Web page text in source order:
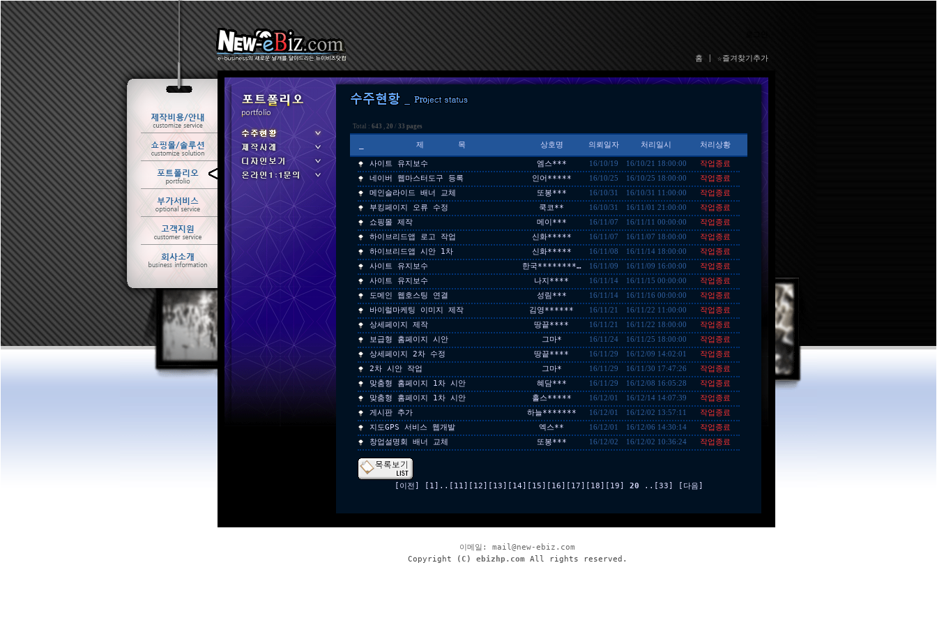
Total : 643 , 20 / 33 pages
제 목 상호명 의뢰일자 처리일시 처리상황
사이트 유지보수 엠스*** 16/10/19 16/10/21 18:00:00
작업종료
네이버 웹마스터도구 등록
인어***** 16/10/25 16/10/25 18:00:00
작업종료
메인슬라이드 배너 교체
또봉*** 16/10/31 16/10/31 11:00:00
작업종료
부킹페이지 오류 수정
쿡코** 16/10/31 16/11/01 21:00:00
작업종료
쇼핑몰 제작
메이*** 16/11/07 16/11/11 00:00:00
작업종료
하이브리드앱 로고 작업
신화***** 16/11/07 16/11/07 18:00:00
작업종료
하이브리드앱 시안 1차
신화***** 16/11/08 16/11/14 18:00:00
작업종료
사이트 유지보수
한국********… 16/11/09 16/11/09 16:00:00
작업종료
사이트 유지보수
나지**** 16/11/14 16/11/15 00:00:00
작업종료
도메인 웹호스팅 연결
성림*** 16/11/14 16/11/16 00:00:00
작업종료
바이럴마케팅 이미지 제작
김영****** 16/11/21 16/11/22 11:00:00
작업종료
상세페이지 제작
땅끝**** 16/11/21 16/11/22 18:00:00
작업종료
보급형 홈페이지 시안
그마* 16/11/24 16/11/25 18:00:00
작업종료
상세페이지 2차 수정
땅끝**** 16/11/29 16/12/09 14:02:01
작업종료
2차 시안 작업
그마* 16/11/29 16/11/30 17:47:26
작업종료
맞춤형 홈페이지 1차 시안
혜담*** 16/11/29 16/12/08 16:05:28
작업종료
맞춤형 홈페이지 1차 시안
홀스***** 16/12/01 16/12/14 14:07:39
작업종료
게시판 추가
하늘******* 16/12/01 16/12/02 13:57:11
작업종료
지도GPS 서비스 웹개발
엑스** 16/12/01 16/12/06 14:30:14
작업종료
창업설명회 배너 교체
또봉*** 16/12/02 16/12/02 10:36:24 작업종료
[이전] [1] .. [11] [12] [13] [14] [15] [16] [17] [18] [19] 20 .. [33] [다음]
이메일: mail@new-ebiz.com
Copyright
(C) ebizhp.comAll rights reserved.
홈 ☆즐겨찾기추가
ㆍ 수주현황
ㆍ 제작사례